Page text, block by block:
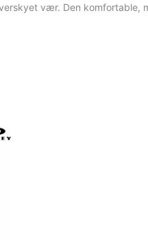
vær. Den komfortable,